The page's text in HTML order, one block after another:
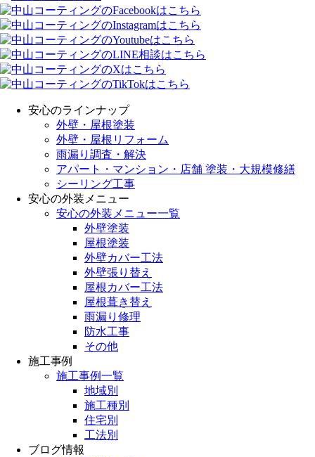
安心のラインナップ
外壁・屋根塗装
外壁・屋根リフォーム
雨漏り調査・解決
アパート・マンション・店舗 塗装・大規模修繕
シーリング工事
安心の外装メニュー
安心の外装メニュー一覧
外壁塗装
屋根塗装
外壁カバー工法
外壁張り替え
屋根カバー工法
屋根葺き替え
雨漏り修理
防水工事
その他
施工事例
施工事例一覧
地域別
施工種別
住宅別
工法別
ブログ情報